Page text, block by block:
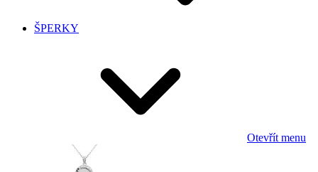
ŠPERKY
Otevřít menu